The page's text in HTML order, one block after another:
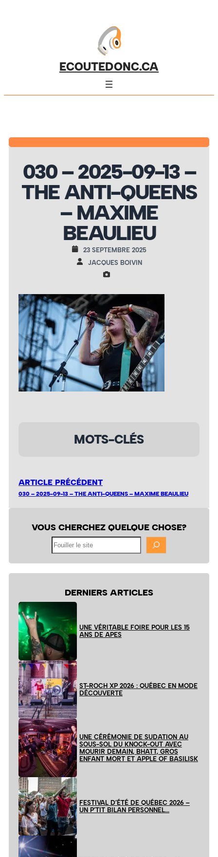
ECOUTEDONC.CA
030 – 2025-09-13 –
THE ANTI-QUEENS
– MAXIME
BEAULIEU
23 SEPTEMBRE 2025
JACQUES BOIVIN
MOTS-CLÉS
ARTICLE PRÉCÉDENT
030 – 2025-09-13 – THE ANTI-QUEENS – MAXIME BEAULIEU
VOUS CHERCHEZ QUELQUE CHOSE?
DERNIERS ARTICLES
UNE VÉRITABLE FOIRE POUR LES 15
ANS DE APES
ST-ROCH XP 2026 : QUÉBEC EN MODE
DÉCOUVERTE
UNE CÉRÉMONIE DE SUDATION AU
SOUS-SOL DU KNOCK-OUT AVEC
MOURIR DEMAIN, BHATT, GROS
ENFANT MORT ET APPLE OF BASILISK
FESTIVAL D’ÉTÉ DE QUÉBEC 2026 –
UN P’TIT BILAN PERSONNEL…